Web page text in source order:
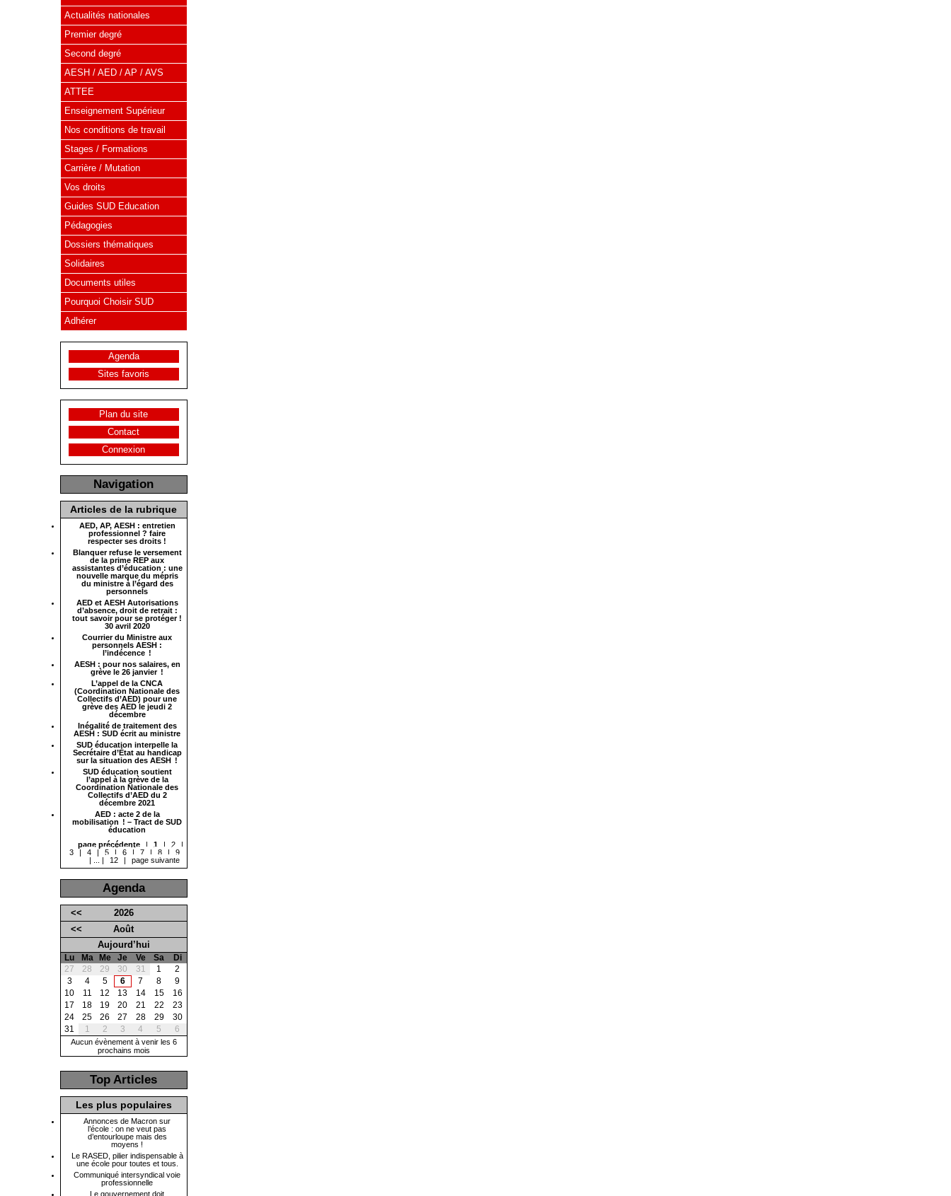
Actualités nationales
Premier degré
Second degré
AESH / AED / AP / AVS
ATTEE
Enseignement Supérieur
Nos conditions de travail
Stages / Formations
Carrière / Mutation
Vos droits
Guides SUD Education
Pédagogies
Dossiers thématiques
Solidaires
Documents utiles
Pourquoi Choisir SUD
Adhérer
Agenda
Sites favoris
Plan du site
Contact
Connexion
Navigation
Articles de la rubrique
AED, AP, AESH : entretien
professionnel ? faire
respecter ses droits !
Blanquer refuse le versement
de la prime REP aux
assistantes d’éducation : une
nouvelle marque du mépris
du ministre à l’égard des
personnels
AED et AESH Autorisations
d’absence, droit de retrait :
tout savoir pour se protéger !
30 avril 2020
Courrier du Ministre aux
personnels AESH :
l’indécence !
AESH : pour nos salaires, en
grève le 26 janvier !
L’appel de la CNCA
(Coordination Nationale des
Collectifs d’AED) pour une
grève des AED le jeudi 2
décembre
Inégalité de traitement des
AESH : SUD écrit au ministre
SUD éducation interpelle la
Secrétaire d’État au handicap
sur la situation des AESH !
SUD éducation soutient
l’appel à la grève de la
Coordination Nationale des
Collectifs d’AED du 2
décembre 2021
AED : acte 2 de la
mobilisation ! – Tract de SUD
éducation
page précédente
| 1 | 2
|
3
| 4 | 5 | 6 | 7 | 8 |
9
|
| 12 | page suivante
Agenda
<<
2026
<<
Août
Aujourd’hui
Lu Ma Me Je Ve Sa
Di
27
28 29 30 31 1
2
3
4 5 6 7 8
9
10
11 12 13 14 15
16
17
18 19 20 21 22
23
24
25 26 27 28 29
30
31
1 2 3 4 5 6
Aucun évènement à venir les 6
prochains mois
Top Articles
Les plus populaires
Annonces de Macron sur
l’école : on ne veut pas
d’entourloupe mais des
moyens !
Le RASED, pilier indispensable à
une école pour toutes et tous.
Communiqué intersyndical voie
professionnelle
Le gouvernement doit